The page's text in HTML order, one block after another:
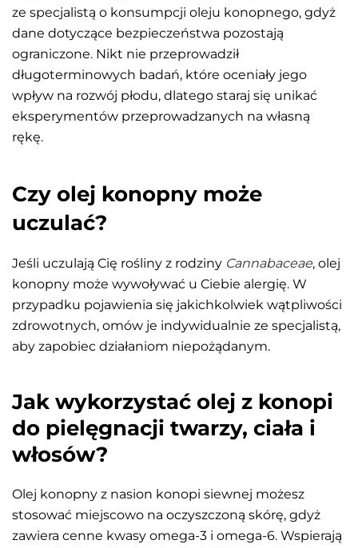
ze specjalistą o konsumpcji oleju konopnego, gdyż
dane dotyczące bezpieczeństwa pozostają
ograniczone. Nikt nie przeprowadził
długoterminowych badań, które oceniały jego
wpływ na rozwój płodu, dlatego staraj się unikać
eksperymentów przeprowadzanych na własną
rękę.
Czy olej konopny może
uczulać?
Jeśli uczulają Cię rośliny z rodziny Cannabaceae, olej
konopny może wywoływać u Ciebie alergię. W
przypadku pojawienia się jakichkolwiek wątpliwości
zdrowotnych, omów je indywidualnie ze specjalistą,
aby zapobiec działaniom niepożądanym.
Jak wykorzystać olej z konopi
do pielęgnacji twarzy, ciała i
włosów?
Olej konopny z nasion konopi siewnej możesz
stosować miejscowo na oczyszczoną skórę, gdyż
zawiera cenne kwasy omega-3 i omega-6. Wspierają